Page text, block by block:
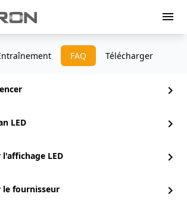
menu
FAQ Télécharger
chevron_right
LED chevron_right
LED chevron_right
fournisseur chevron_right